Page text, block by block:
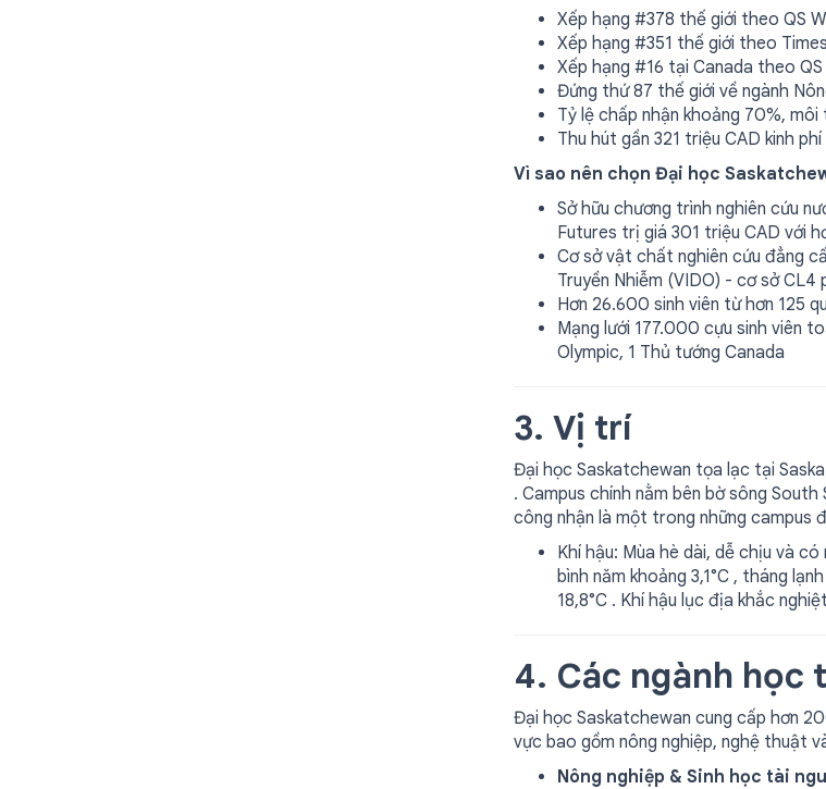
Xếp hạng #378 thế giới theo QS
Xếp hạng #351 thế giới theo
Xếp hạng #16 tại Canada theo
Đứng thứ 87 thế giới về ngành
Tỷ lệ chấp nhận khoảng 70%,
Thu hút gần 321 triệu CAD kinh
Vì sao nên chọn Đại học
Sở hữu chương trình nghiên cứu
Futures trị giá 301 triệu CAD với
Cơ sở vật chất nghiên cứu đẳng
Truyền Nhiễm (VIDO) - cơ sở
Hơn 26.600 sinh viên từ hơn 125
Mạng lưới 177.000 cựu sinh viên
Olympic, 1 Thủ tướng Canada
3. Vị trí
Đại học Saskatchewan tọa lạc tại
. Campus chính nằm bên bờ sông
công nhận là một trong những campus
Khí hậu: Mùa hè dài, dễ chịu và
bình năm khoảng 3,1°C , tháng
18,8°C . Khí hậu lục địa khắc
4. Các ngành học
Đại học Saskatchewan cung cấp hơn
vực bao gồm nông nghiệp, nghệ thuật
Nông nghiệp & Sinh học tài